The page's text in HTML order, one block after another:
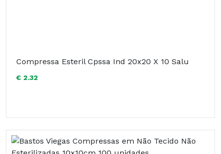
Compressa Esteril Cpssa Ind 20x20 X 10 Salu
€ 2.32